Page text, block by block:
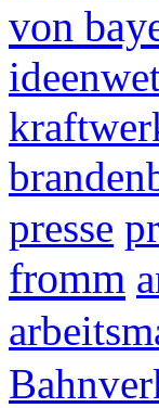
von
presse
fromm